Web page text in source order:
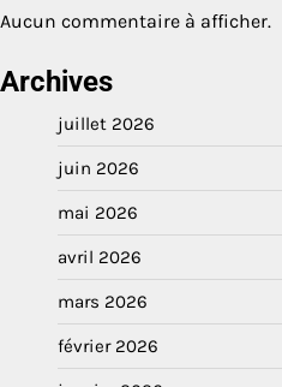
Aucun commentaire à afficher.
Archives
juillet 2026
juin 2026
mai 2026
avril 2026
mars 2026
février 2026